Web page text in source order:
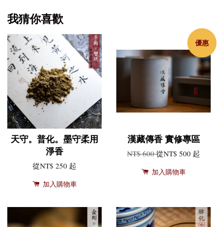
我猜你喜歡
天守。普化。墨守柔用
淨香
從NT$ 250 起
加入購物車
優惠
漢藏傳香 實修專區
NT$ 600從NT$ 500 起
加入購物車